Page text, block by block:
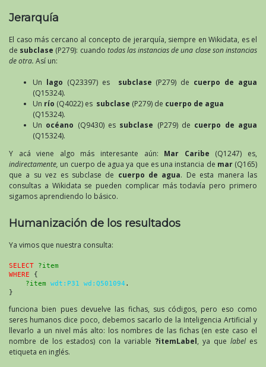
Jerarquía
El caso más cercano al concepto de jerarquía, siempre en Wikidata, es el
de subclase (P279): cuando todas las instancias de una clase son instancias
de otra. Así un:
Un lago (Q23397) es subclase (P279) de cuerpo de agua
(Q15324).
Un río (Q4022) es subclase (P279) de cuerpo de agua
(Q15324).
Un océano (Q9430) es subclase (P279) de cuerpo de agua
(Q15324).
Y acá viene algo más interesante aún: Mar Caribe (Q1247) es,
indirectamente, un cuerpo de agua ya que es una instancia de mar(Q165)
que a su vez es subclase de cuerpo de agua. De esta manera las
consultas a Wikidata se pueden complicar más todavía pero primero
sigamos aprendiendo lo básico.
Humanización de los resultados
Ya vimos que nuestra consulta:
SELECT
?item
WHERE {
?item
wdt:P31 wd:Q501094 .
}
funciona bien pues devuelve las fichas, sus códigos, pero eso como
seres humanos dice poco, debemos sacarlo de la Inteligencia Artificial y
llevarlo a un nivel más alto: los nombres de las fichas (en este caso el
nombre de los estados) con la variable ?itemLabel, ya que labeles
etiqueta en inglés.